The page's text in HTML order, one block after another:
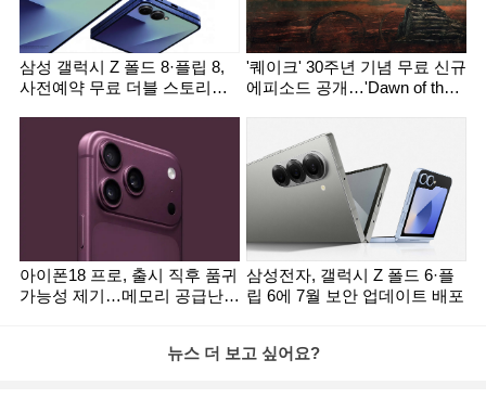
삼성 갤럭시 Z 폴드 8·플립 8,
사전예약 무료 더블 스토리지
'퀘이크' 30주년 기념 무료 신규
에피소드 공개…'Dawn of the
아이폰18 프로, 출시 직후 품귀
가능성 제기…메모리 공급난
삼성전자, 갤럭시 Z 폴드 6·플
립 6에 7월 보안 업데이트 배포
뉴스 더 보고 싶어요?